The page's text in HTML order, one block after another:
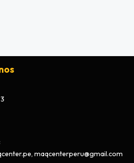
maqcenterperu@gmail.com